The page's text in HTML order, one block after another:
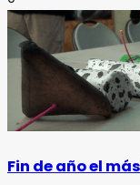
Fin de año el